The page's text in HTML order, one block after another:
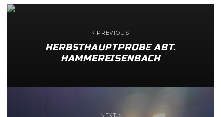
PREVIOUS
HERBSTHAUPTPROBE ABT.
HAMMEREISENBACH
NEXT